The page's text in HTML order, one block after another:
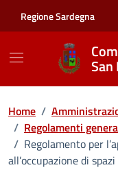
Regione Sardegna
San
Home /
/ Regolamenti
/ Regolamento per
all’occupazione di